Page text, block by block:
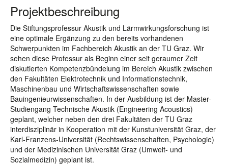
Projektbeschreibung
Die Stiftungsprofessur Akustik und Lärmwirkungsforschung ist
eine optimale Ergänzung zu den bereits vorhandenen
Schwerpunkten im Fachbereich Akustik an der TU Graz. Wir
sehen diese Professur als Beginn einer seit geraumer Zeit
diskutierten Kompetenzbündelung im Bereich Akustik zwischen
den Fakultäten Elektrotechnik und Informationstechnik,
Maschinenbau und Wirtschaftswissenschaften sowie
Bauingenieurwissenschaften. In der Ausbildung ist der Master-
Studiengang Technische Akustik (Engineering Acoustics)
geplant, welcher neben den drei Fakultäten der TU Graz
interdisziplinär in Kooperation mit der Kunstuniversität Graz, der
Karl-Franzens-Universität (Rechtswissenschaften, Psychologie)
und der Medizinischen Universität Graz (Umwelt- und
Sozialmedizin) geplant ist.